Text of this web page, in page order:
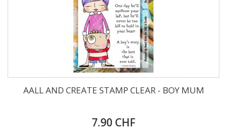
AALL AND CREATE STAMP CLEAR - BOY MUM
7.90 CHF